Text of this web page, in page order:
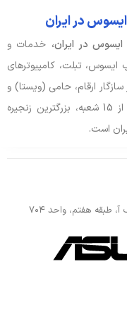
در ایران
ایسوس در ایران، خدمات و
تبلت، کامپیوترهای
ارقام، حامی (ویستا) و
آواژنگ ارائه می دهد. ایسوس ایران با بیش از 15 شعبه، بزرگترین زنجیره
است.
طبقه هفتم، واحد ۷۰۴